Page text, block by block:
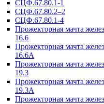
СЦФ.67.80.1-1
СЦФ.67.80.2–2
СЦФ.67.80.1-4
Прожекторная мачта
16.6
Прожекторная мачта
16.6А
Прожекторная мачта
19.3
Прожекторная мачта
19.3А
Прожекторная мачта